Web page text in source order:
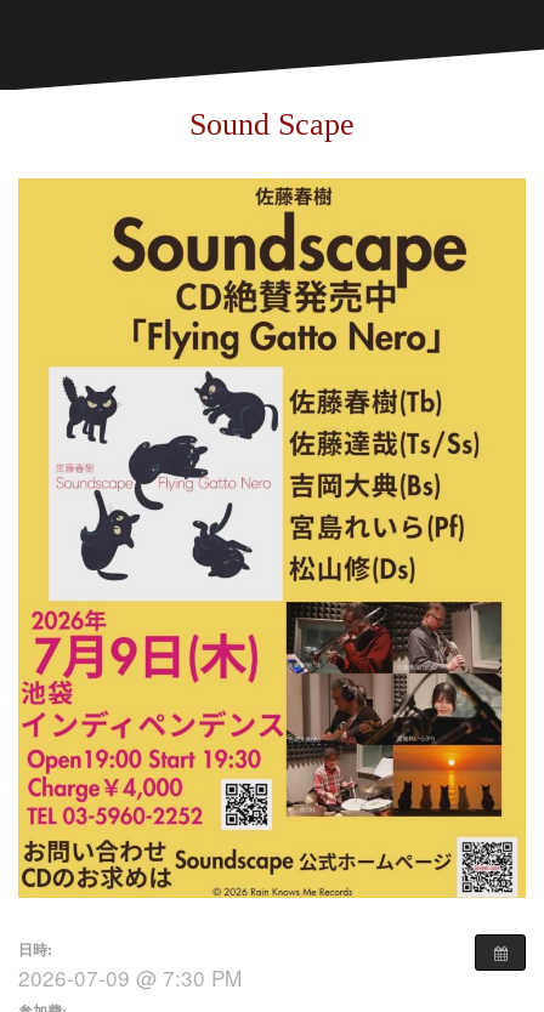
Sound Scape
日時:
2026-07-09 @ 7:30 PM